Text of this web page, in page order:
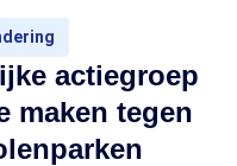
actiegroep
maken tegen